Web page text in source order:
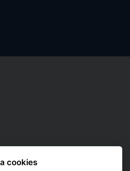
cookies